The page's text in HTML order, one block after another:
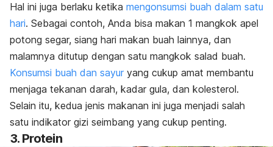
Hal ini juga berlaku ketika mengonsumsi buah dalam satu
hari. Sebagai contoh, Anda bisa makan 1 mangkok apel
potong segar, siang hari makan buah lainnya, dan
malamnya ditutup dengan satu mangkok salad buah.
Konsumsi buah dan sayur yang cukup amat membantu
menjaga tekanan darah, kadar gula, dan kolesterol.
Selain itu, kedua jenis makanan ini juga menjadi salah
satu indikator gizi seimbang yang cukup penting.
3. Protein